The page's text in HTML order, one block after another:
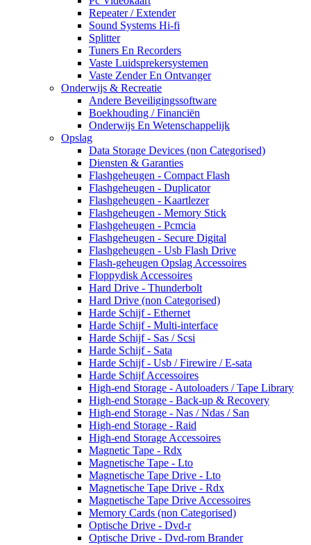
Repeater / Extender
Sound Systems Hi-fi
Splitter
Tuners En Recorders
Vaste Luidsprekersystemen
Vaste Zender En Ontvanger
Onderwijs & Recreatie
Andere Beveiligingssoftware
Boekhouding / Financiën
Onderwijs En Wetenschappelijk
Opslag
Data Storage Devices (non Categorised)
Diensten & Garanties
Flashgeheugen - Compact Flash
Flashgeheugen - Duplicator
Flashgeheugen - Kaartlezer
Flashgeheugen - Memory Stick
Flashgeheugen - Pcmcia
Flashgeheugen - Secure Digital
Flashgeheugen - Usb Flash Drive
Flash-geheugen Opslag Accessoires
Floppydisk Accessoires
Hard Drive - Thunderbolt
Hard Drive (non Categorised)
Harde Schijf - Ethernet
Harde Schijf - Multi-interface
Harde Schijf - Sas / Scsi
Harde Schijf - Sata
Harde Schijf - Usb / Firewire / E-sata
Harde Schijf Accessoires
High-end Storage - Autoloaders / Tape Library
High-end Storage - Back-up & Recovery
High-end Storage - Nas / Ndas / San
High-end Storage - Raid
High-end Storage Accessoires
Magnetic Tape - Rdx
Magnetische Tape - Lto
Magnetische Tape Drive - Lto
Magnetische Tape Drive - Rdx
Magnetische Tape Drive Accessoires
Memory Cards (non Categorised)
Optische Drive - Dvd-r
Optische Drive - Dvd-rom Brander